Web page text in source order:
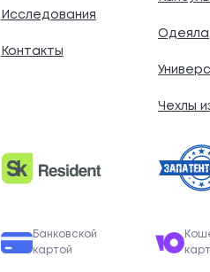
Исследования
Контакты
Одеяла
Чехлы
Банковской
картой